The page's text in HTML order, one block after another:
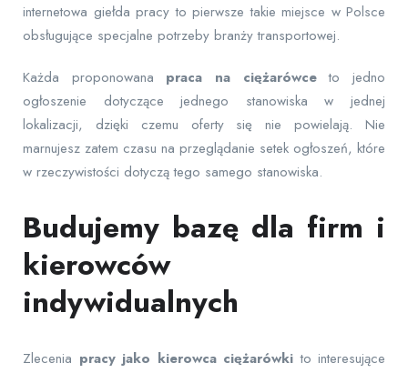
internetowa giełda pracy to pierwsze takie miejsce w Polsce
obsługujące specjalne potrzeby branży transportowej.
Każda proponowana praca na ciężarówceto jedno
ogłoszenie dotyczące jednego stanowiska w jednej
lokalizacji, dzięki czemu oferty się nie powielają. Nie
marnujesz zatem czasu na przeglądanie setek ogłoszeń, które
w rzeczywistości dotyczą tego samego stanowiska.
Budujemy bazę dla firm i
kierowców
indywidualnych
Zlecenia pracy jako kierowca ciężarówkito interesujące